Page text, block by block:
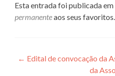
Esta entrada foi publicada em
permanenteaos seus favoritos.
Navegação
← Edital de convocação da
da